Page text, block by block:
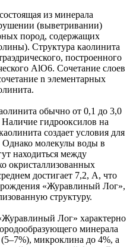
из минерала
(выветривании)
пород, содержащих
Структура каолинита
построенного
AlO6. Сочетание слоев
n элементарных
обычно от 0,1 до 3,0
гидрооксилов на
создает условия для
Однако молекулы воды в
находиться между
окристаллизованных
достигает 7,2, А, что
«Журавлиный Лог»,
структуру.
Лог» характерно
минерала
микроклина до 4%, а